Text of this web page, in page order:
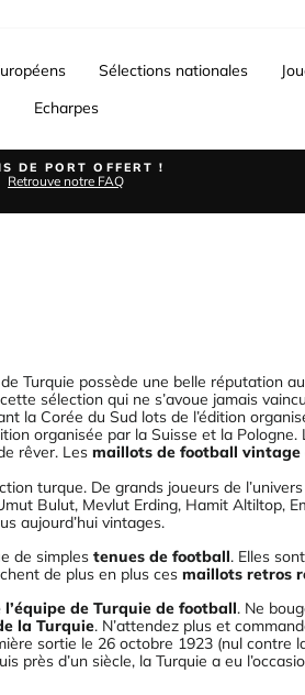
Sélections nationales
Echarpes
Diaporama
Pause
DE PORT OFFERT !
Retrouve notre FAQ
Turquie possède une belle réputation
sélection qui ne s’avoue jamais
la Corée du Sud lots de l’édition
organisée par laSuisse et la Pologne.
rêver. Lesmaillots de football vintage
turque. De grands joueurs de
Bulut, Mevlut Erding, Hamit Altiltop,
aujourd’hui vintages.
de simplestenues de football. Elles
de plus en plus cesmaillots retros
de Turquie de football. Ne
la Turquie. N’attendez plus et
sortie le 26 octobre 1923 (nul
près d’un siècle, la Turquie a eu